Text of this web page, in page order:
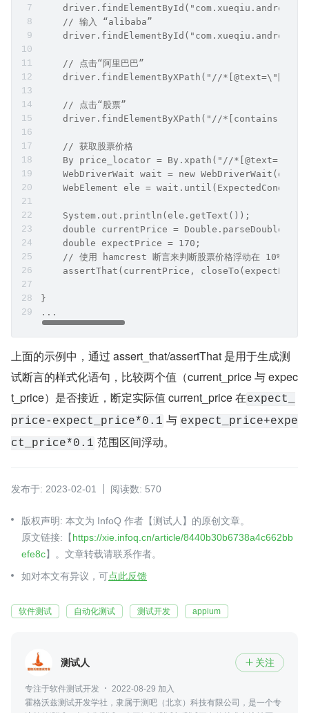
    // 输入 “alibaba”
    // 点击“阿里巴巴”
driver.findElementByXPath("//*[@text=\"阿里巴
    // 点击“股票”
driver.findElementByXPath("//
    // 获取股票价格
By price_locator = By.xpath("//
WebDriverWait wait = new
WebElement ele =
    System.out.println(ele.getText());
double currentPrice =
    double expectPrice = 170;
// 使用 hamcrest 断言来判断股票价格浮动在 10% 范围
assertThat(currentPrice,
}
...
上面的示例中，通过 assert_that/assertThat 是用于生成测
试断言的样式化语句，比较两个值（current_price 与 expec
t_price）是否接近，断定实际值 current_price 在expect_
price-expect_price*0.1 与 expect_price+expe
ct_price*0.1 范围区间浮动。
发布于: 2023-02-01 阅读数: 570
版权声明: 本文为 InfoQ 作者【测试人】的原创文章。
原文链接:【https://xie.infoq.cn/article/8440b30b6738a4c662bb
efe8c】。文章转载请联系作者。
如对本文有异议，可点此反馈
软件测试 自动化测试 测试开发 appium
测试人  关注
专注于软件测试开发
2022-08-29 加入
霍格沃兹测试开发学社，隶属于测吧（北京）科技有限公司，是一个专